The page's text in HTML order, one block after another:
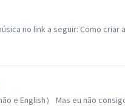
no link a seguir: Como criar
e English） Mas eu não